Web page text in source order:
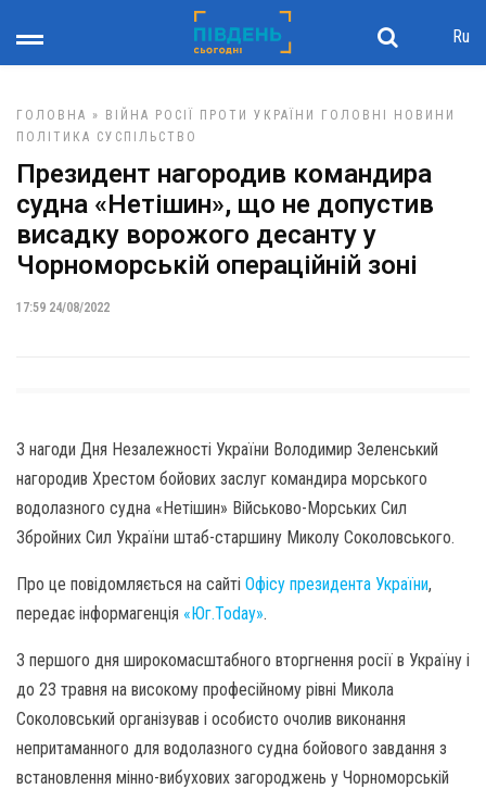
Ru
ГОЛОВНА » ВІЙНА РОСІЇ ПРОТИ УКРАЇНИ
ГОЛОВНІ НОВИНИ
ПОЛІТИКА СУСПІЛЬСТВО
Президент нагородив командира
судна «Нетішин», що не допустив
висадку ворожого десанту у
Чорноморській операційній зоні
17:59 24/08/2022
З нагоди Дня Незалежності України Володимир Зеленський
нагородив Хрестом бойових заслуг командира морського
водолазного судна «Нетішин» Військово-Морських Сил
Збройних Сил України штаб-старшину Миколу Соколовського.
Про це повідомляється на сайті Офісу президента України,
передає інформагенція «Юг.Today».
З першого дня широкомасштабного вторгнення росії в Україну і
до 23 травня на високому професійному рівні Микола
Соколовський організував і особисто очолив виконання
непритаманного для водолазного судна бойового завдання з
встановлення мінно-вибухових загороджень у Чорноморській